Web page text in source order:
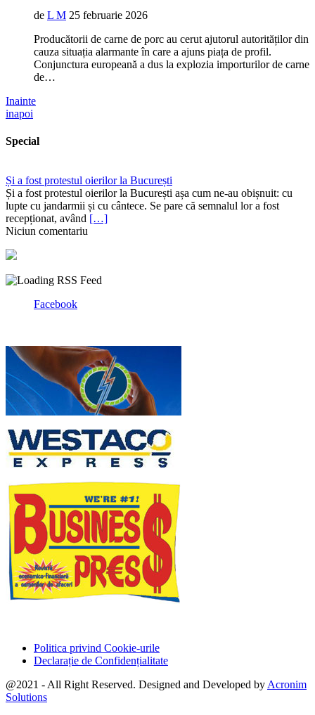
de L M 25 februarie 2026
Producătorii de carne de porc au cerut ajutorul autorităților din
cauza situația alarmante în care a ajuns piața de profil.
Conjunctura europeană a dus la explozia importurilor de carne
de…
Inainte
inapoi
Special
Și a fost protestul oierilor la București
Și a fost protestul oierilor la București așa cum ne-au obișnuit: cu
lupte cu jandarmii și cu cântece. Se pare că semnalul lor a fost
recepționat, având […]
Niciun comentariu
Facebook
Politica privind Cookie-urile
Declarație de Confidențialitate
@2021 - All Right Reserved. Designed and Developed byAcronim
Solutions